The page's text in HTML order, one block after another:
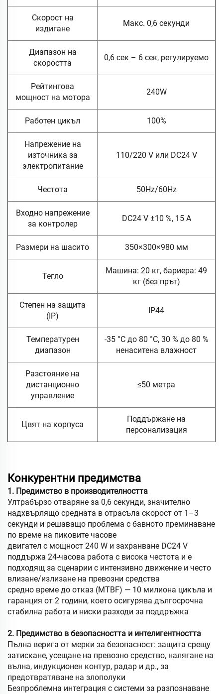
Скорост на
издигане
Макс. 0,6 секунди
Диапазон на
скоростта
0,6 сек – 6 сек, регулируемо
Рейтингова
мощност на мотора
240W
Работен цикъл 100%
Напрежение на
източника за
электропитание
110/220 V или DC24 V
Честота 50Hz/60Hz
Входно напрежение
за контролер
DC24 V ±10 %, 15 A
Размери на шасито 350×300×980 мм
Тегло
Машина: 20 кг, бариера: 49
кг (без прът)
Степен на защита
(IP)
IP44
Температурен
диапазон
-35 °C до 80 °C, 30 % до 80 %
ненаситена влажност
Разстояние на
дистанционно
управление
≤50 метра
Цвят на корпуса
Поддържане на
персонализация
Конкурентни предимства
1. Предимство в производителността
Ултрабързо отваряне за 0,6 секунди, значително
надхвърлящо средната в отрасъла скорост от 1–3
секунди и решаващо проблема с бавното преминаване
по време на пиковите часове
двигател с мощност 240 W и захранване DC24 V
поддържа 24-часова работа с висока честота и е
подходящ за сценарии с интензивно движение и често
влизане/излизане на превозни средства
средно време до отказ (MTBF) — 10 милиона цикъла и
гаранция от 2 години, което осигурява дългосрочна
стабилна работа и ниски разходи за поддръжка
2. Предимство в безопасността и интелигентността
Пълна верига от мерки за безопасност: защита срещу
затискане, усещане на превозно средство, налягане на
вълна, индукционен контур, радар и др., за
предотвратяване на злополуки
Безпроблемна интеграция с системи за разпознаване